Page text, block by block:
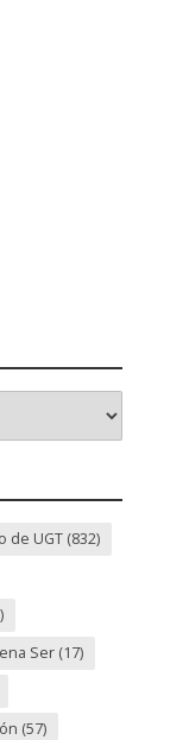
de UGT(832)
Ser(17)
(57)